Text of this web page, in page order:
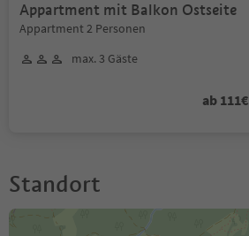
Appartment mit Balkon Ostseite
Appartment 2 Personen
max. 3 Gäste
ab 111€
Standort